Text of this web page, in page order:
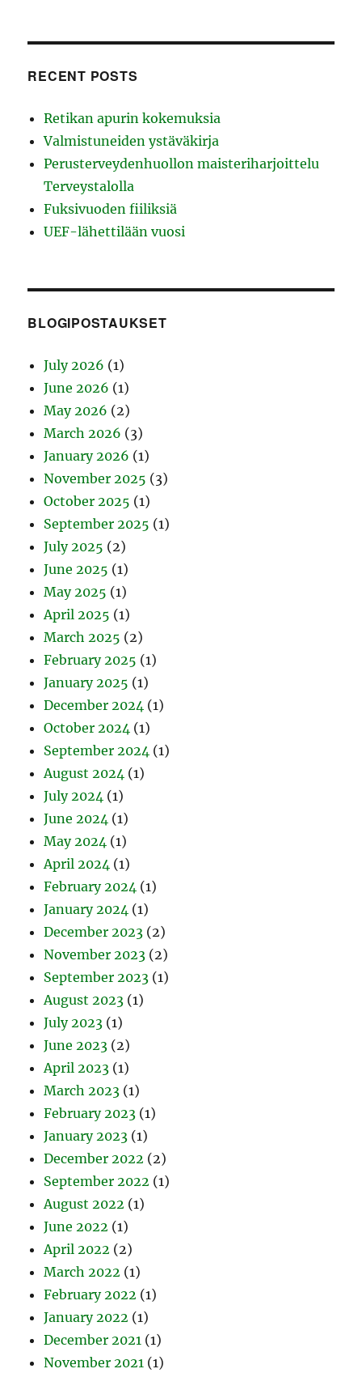
RECENT POSTS
Retikan apurin kokemuksia
Valmistuneiden ystäväkirja
Perusterveydenhuollon maisteriharjoittelu
Terveystalolla
Fuksivuoden fiiliksiä
UEF-lähettilään vuosi
BLOGIPOSTAUKSET
July 2026 (1)
June 2026 (1)
May 2026 (2)
March 2026 (3)
January 2026 (1)
November 2025 (3)
October 2025 (1)
September 2025 (1)
July 2025 (2)
June 2025 (1)
May 2025 (1)
April 2025 (1)
March 2025 (2)
February 2025 (1)
January 2025 (1)
December 2024 (1)
October 2024 (1)
September 2024 (1)
August 2024 (1)
July 2024 (1)
June 2024 (1)
May 2024 (1)
April 2024 (1)
February 2024 (1)
January 2024 (1)
December 2023 (2)
November 2023 (2)
September 2023 (1)
August 2023 (1)
July 2023 (1)
June 2023 (2)
April 2023 (1)
March 2023 (1)
February 2023 (1)
January 2023 (1)
December 2022 (2)
September 2022 (1)
August 2022 (1)
June 2022 (1)
April 2022 (2)
March 2022 (1)
February 2022 (1)
January 2022 (1)
December 2021 (1)
November 2021 (1)